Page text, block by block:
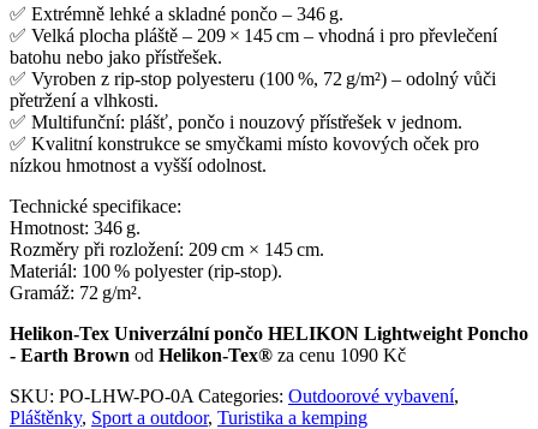
✅ Extrémně lehké a skladné pončo – 346 g.
✅ Velká plocha pláště – 209 × 145 cm – vhodná i pro převlečení
batohu nebo jako přístřešek.
✅ Vyroben z rip‑stop polyesteru (100 %, 72 g/m²) – odolný vůči
přetržení a vlhkosti.
✅ Multifunční: plášť, pončo i nouzový přístřešek v jednom.
✅ Kvalitní konstrukce se smyčkami místo kovových oček pro
nízkou hmotnost a vyšší odolnost.
Technické specifikace:
Hmotnost: 346 g.
Rozměry při rozložení: 209 cm × 145 cm.
Materiál: 100 % polyester (rip‑stop).
Gramáž: 72 g/m².
Helikon-Tex Univerzální pončo HELIKON Lightweight Poncho
- Earth Brown od Helikon-Tex® za cenu 1090 Kč
SKU: PO-LHW-PO-0A Categories: Outdoorové vybavení,
Pláštěnky, Sport a outdoor, Turistika a kemping